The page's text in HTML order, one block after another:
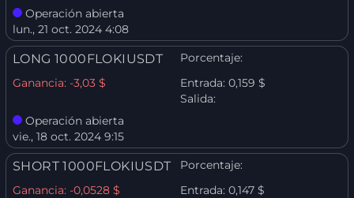
Operación abierta
lun., 21 oct. 2024 4:08
LONG 1000FLOKIUSDT
Porcentaje:
Ganancia: -3,03 $ Entrada: 0,159 $
Salida:
Operación abierta
vie., 18 oct. 2024 9:15
SHORT 1000FLOKIUSDT
Porcentaje:
Ganancia: -0,0528 $ Entrada: 0,147 $